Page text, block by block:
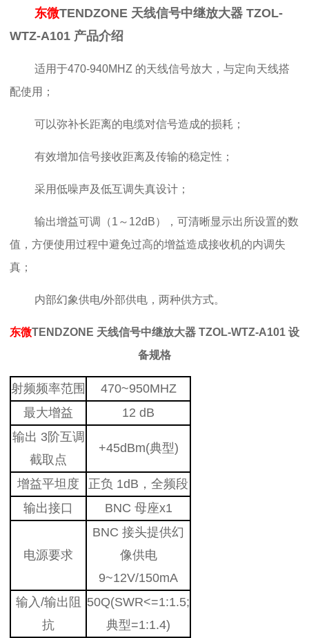
东微TENDZONE 天线信号中继放大器 TZOL-
WTZ-A101 产品介绍
适用于470-940MHZ 的天线信号放大，与定向天线搭
配使用；
可以弥补长距离的电缆对信号造成的损耗；
有效增加信号接收距离及传输的稳定性；
采用低噪声及低互调失真设计；
输出增益可调（1～12dB），可清晰显示出所设置的数
值，方便使用过程中避免过高的增益造成接收机的内调失
真；
内部幻象供电/外部供电，两种供方式。
东微TENDZONE 天线信号中继放大器 TZOL-WTZ-A101 设
备规格
射频频率范围
470~950MHZ
最大增益
12 dB
输出 3阶互调
截取点
+45dBm(典型)
增益平坦度
正负 1dB，全频段
输出接口
BNC 母座x1
电源要求
BNC 接头提供幻
像供电
9~12V/150mA
输入/输出阻
抗
50Q(SWR<=1:1.5;
典型=1:1.4)